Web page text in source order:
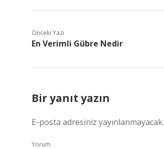
Önceki Yazı
En Verimli Gübre Nedir
Bir yanıt yazın
E-posta adresiniz yayınlanmayacak.
Yorum